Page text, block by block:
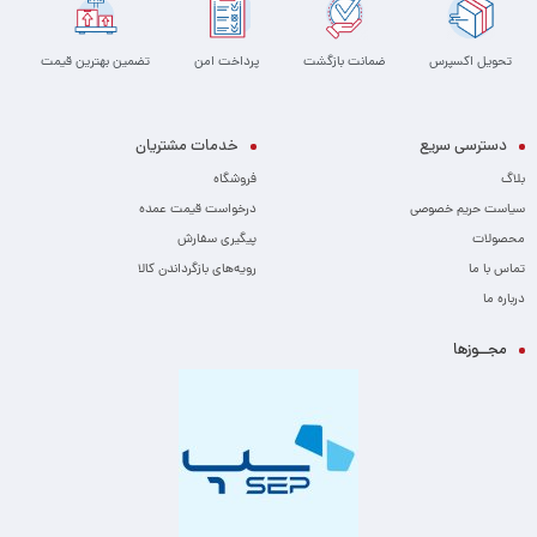
تحویل اکسپرس ضمانت بازگشت پرداخت امن تضمین بهترین قیمت
دسترسی سریع
بلاگ
سیاست حریم خصوصی
محصولات
تماس با ما
درباره ما
خدمات مشتریان
فروشگاه
درخواست قیمت عمده
پیگیری سفارش
رویه‌های بازگرداندن کالا
مجــوزها